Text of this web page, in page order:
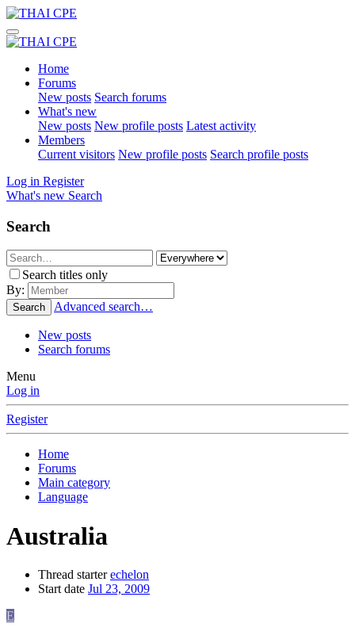
Home
Forums
New posts Search forums
What's new
New posts New profile posts Latest activity
Members
Current visitors New profile posts Search profile posts
Log in Register
What's new Search
Search
Search titles only
By:
Search Advanced search…
New posts
Search forums
Menu
Log in
Register
Home
Forums
Main category
Language
Australia
Thread starter echelon
Start date Jul 23, 2009
E